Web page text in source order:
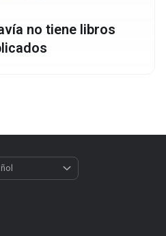
no tiene libros